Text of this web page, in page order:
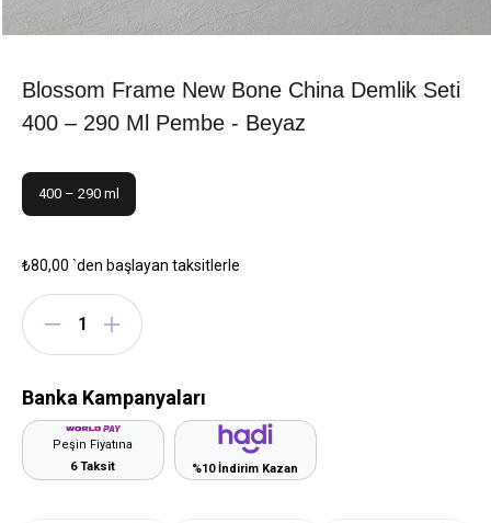
Blossom Frame New Bone China Demlik Seti
400 – 290 Ml Pembe - Beyaz
400 – 290 ml
₺80,00 `den başlayan taksitlerle
Banka Kampanyaları
Peşin Fiyatına
6 Taksit
%10 İndirim Kazan